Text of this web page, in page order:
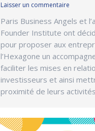
Laisser un commentaire
Paris Business Angels et
Founder Institute ont
pour proposer aux
l’Hexagone un
faciliter les mises en
investisseurs et ainsi
proximité de leurs